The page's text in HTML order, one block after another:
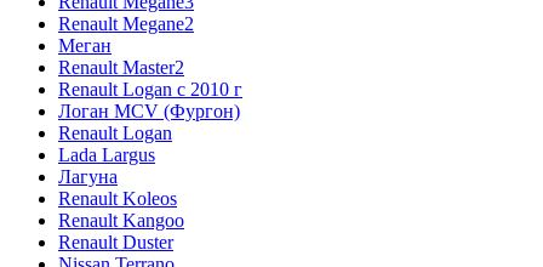
Renault Megane2
Меган
Renault Master2
Renault Logan c 2010 г
Логан МСV (Фургон)
Renault Logan
Lada Largus
Лагуна
Renault Koleos
Renault Kangoo
Renault Duster